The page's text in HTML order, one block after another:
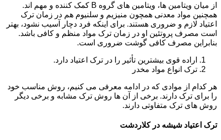
از میان ویتامین ها، ویتامین های گروه B کمک کننده و مهم اند.
همچنین مواد معدنی همچون منیزیم و سلنیوم هم در زمان ترک
اعتیاد لازم و ضروری هستند. برای اینکه فرد دچار آسیب نشود، بهتر
است مصرف پروتئین او در زمان ترک مواد منظم و کافی باشد.
بنابراین مصرف کافی گوشت ضروری است.
اراده قوی بیشترین تأثیر را در ترک اعتیاد دارد.
ترک انواع مواد مخدر
هر کدام از موادی که در ادامه معرفی می کنیم، روش مناسب خود
را برای ترک دارند. برخی از آن ها روش ترک مشابه و برخی دیگر
روش های ترک متفاوتی دارند.
ترک اعتیاد شیشه در کلاردشت